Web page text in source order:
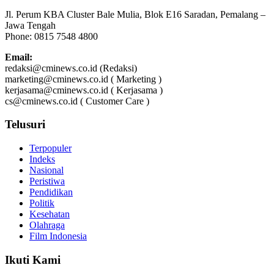
Jl. Perum KBA Cluster Bale Mulia, Blok E16 Saradan, Pemalang –
Jawa Tengah
Phone: 0815 7548 4800
Email:
redaksi@cminews.co.id (Redaksi)
marketing@cminews.co.id ( Marketing )
kerjasama@cminews.co.id ( Kerjasama )
cs@cminews.co.id ( Customer Care )
Telusuri
Terpopuler
Indeks
Nasional
Peristiwa
Pendidikan
Politik
Kesehatan
Olahraga
Film Indonesia
Ikuti Kami